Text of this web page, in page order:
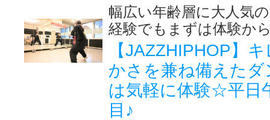
幅広い年齢層に大人気
経験でもまずは体験か
【JAZZHIPHOP】
かさを兼ね備えた
は気軽に体験☆平日
目♪